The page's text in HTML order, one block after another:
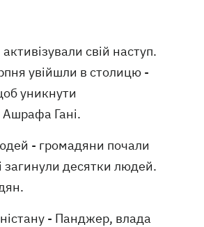
свій наступ.
увійшли в столицю -
уникнути
Ашрафа Гані.
- громадяни почали
загинули десятки людей.
- Панджер, влада